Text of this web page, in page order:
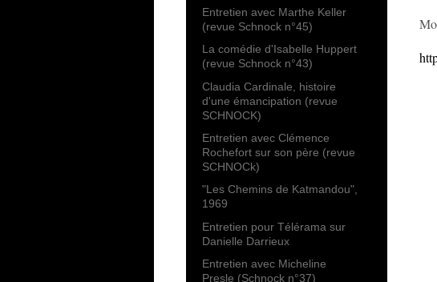
Entretien avec Marthe Keller
(revue Schnock n°45)
La comédie d'Isabelle Huppert
(revue Schnock n°43)
Claudia Cardinale, histoire
d'une émancipation (revue
SCHNOCK)
Entretien avec Clémence
Rochefort sur son père (revue
SCHNOCk)
"Les Chemins de Katmandou",
1969
Entretien pour Télérama sur
Danielle Darrieux
Entretien avec Micheline
Presle (Schnock n°37)